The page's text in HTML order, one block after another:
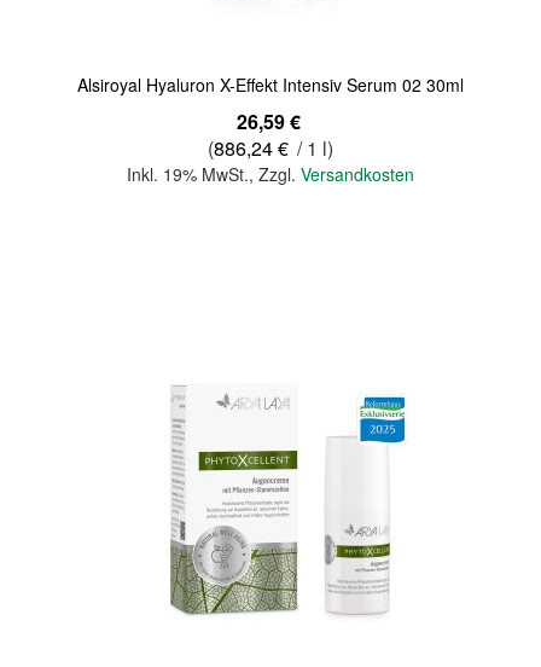
Alsiroyal Hyaluron X-Effekt Intensiv Serum 02 30ml
26,59 €
(886,24 € / 1 l)
Inkl. 19% MwSt., Zzgl. Versandkosten